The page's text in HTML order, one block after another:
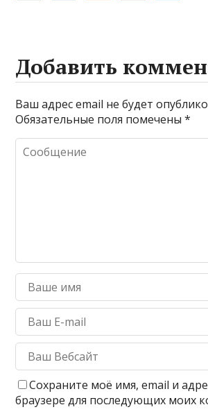
Добавить
Ваш адрес email не будет
Обязательные поля помечены*
Сохраните моё имя, email и
браузере для последующих моих